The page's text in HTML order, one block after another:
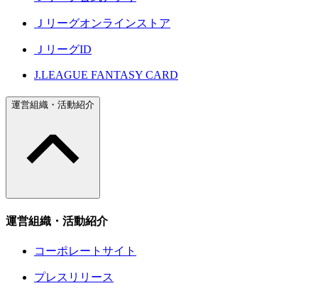
Ｊリーグオンラインストア
ＪリーグID
J.LEAGUE FANTASY CARD
運営組織・活動紹介
運営組織・活動紹介
コーポレートサイト
プレスリリース